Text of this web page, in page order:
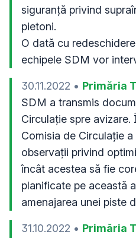
siguranță privind
pietoni.
O dată cu
echipele SDM vor
30.11.2022 • Primăria
SDM a transmis
Circulație spre avizare.
Comisia de Circulație
observații privind
încât acestea să fie
planificate pe această
amenajarea unei piste
31.10.2022 • Primăria